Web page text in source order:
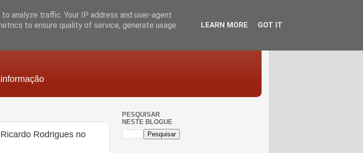
Rodrigues no
PESQUISAR
NESTE BLOGUE
analyze traffic. Your IP address and user-agent
to ensure quality of service, generate usage
LEARN MORE GOT IT